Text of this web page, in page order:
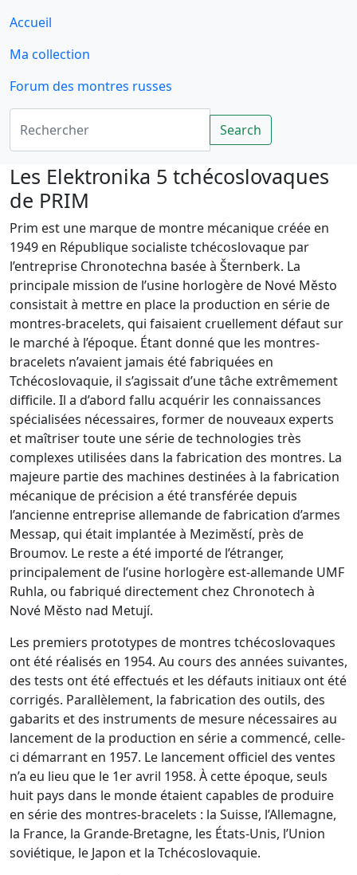
Accueil
Ma collection
Forum des montres russes
Rechercher
Search
Les Elektronika 5 tchécoslovaques
de PRIM
Prim est une marque de montre mécanique créée en
1949 en République socialiste tchécoslovaque par
l’entreprise Chronotechna basée à Šternberk. La
principale mission de l’usine horlogère de Nové Město
consistait à mettre en place la production en série de
montres-bracelets, qui faisaient cruellement défaut sur
le marché à l’époque. Étant donné que les montres-
bracelets n’avaient jamais été fabriquées en
Tchécoslovaquie, il s’agissait d’une tâche extrêmement
difficile. Il a d’abord fallu acquérir les connaissances
spécialisées nécessaires, former de nouveaux experts
et maîtriser toute une série de technologies très
complexes utilisées dans la fabrication des montres. La
majeure partie des machines destinées à la fabrication
mécanique de précision a été transférée depuis
l’ancienne entreprise allemande de fabrication d’armes
Messap, qui était implantée à Meziměstí, près de
Broumov. Le reste a été importé de l’étranger,
principalement de l’usine horlogère est-allemande UMF
Ruhla, ou fabriqué directement chez Chronotech à
Nové Město nad Metují.
Les premiers prototypes de montres tchécoslovaques
ont été réalisés en 1954. Au cours des années suivantes,
des tests ont été effectués et les défauts initiaux ont été
corrigés. Parallèlement, la fabrication des outils, des
gabarits et des instruments de mesure nécessaires au
lancement de la production en série a commencé, celle-
ci démarrant en 1957. Le lancement officiel des ventes
n’a eu lieu que le 1er avril 1958. À cette époque, seuls
huit pays dans le monde étaient capables de produire
en série des montres-bracelets : la Suisse, l’Allemagne,
la France, la Grande-Bretagne, les États-Unis, l’Union
soviétique, le Japon et la Tchécoslovaquie.